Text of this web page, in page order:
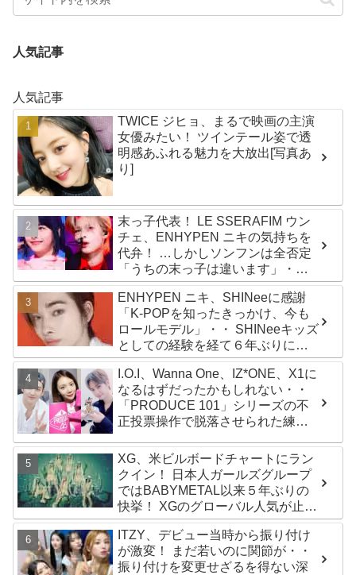
人気記事
人気記事
TWICE ジヒョ、まるで映画の主演
女優みたい！ ツインテール姿で透
明感あふれる魅力を大放出[写真あ
り]
末っ子代表！ LE SSERAFIM ウン
チェ、ENHYPEN ニキの気持ちを
代弁！ …しかしソンフンは全否定
「うちの末っ子は違います」・・
かわいすぎる２人の会話に爆笑
ENHYPEN ニキ、SHINeeに感謝
「K-POPを知ったきっかけ、今も
ロールモデル」・・ SHINeeキッズ
としての経験を経て６年ぶりに東
京ドームに帰還した感想は？
I.O.I、Wanna One、IZ*ONE、X1に
なるはずだったかもしれない・・
「PRODUCE 101」シリーズの不
正投票操作で脱落させられた練習
XG、米ビルボードチャートにラン
クイン！ 日本人ガールズグループ
ではBABYMETAL以来５年ぶりの
快挙！ XGのグローバル人気が止ま
らない…「コーチェラ2025」にも
日本人唯一の出演
ITZY、デビュー当時から振り付け
が激変！ まだ若いのに関節が・・
振り付けを変更せざるを得ない深